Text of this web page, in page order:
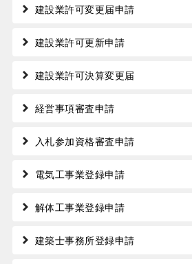
建設業許可変更届申請
建設業許可更新申請
建設業許可決算変更届
経営事項審査申請
入札参加資格審査申請
電気工事業登録申請
解体工事業登録申請
建築士事務所登録申請